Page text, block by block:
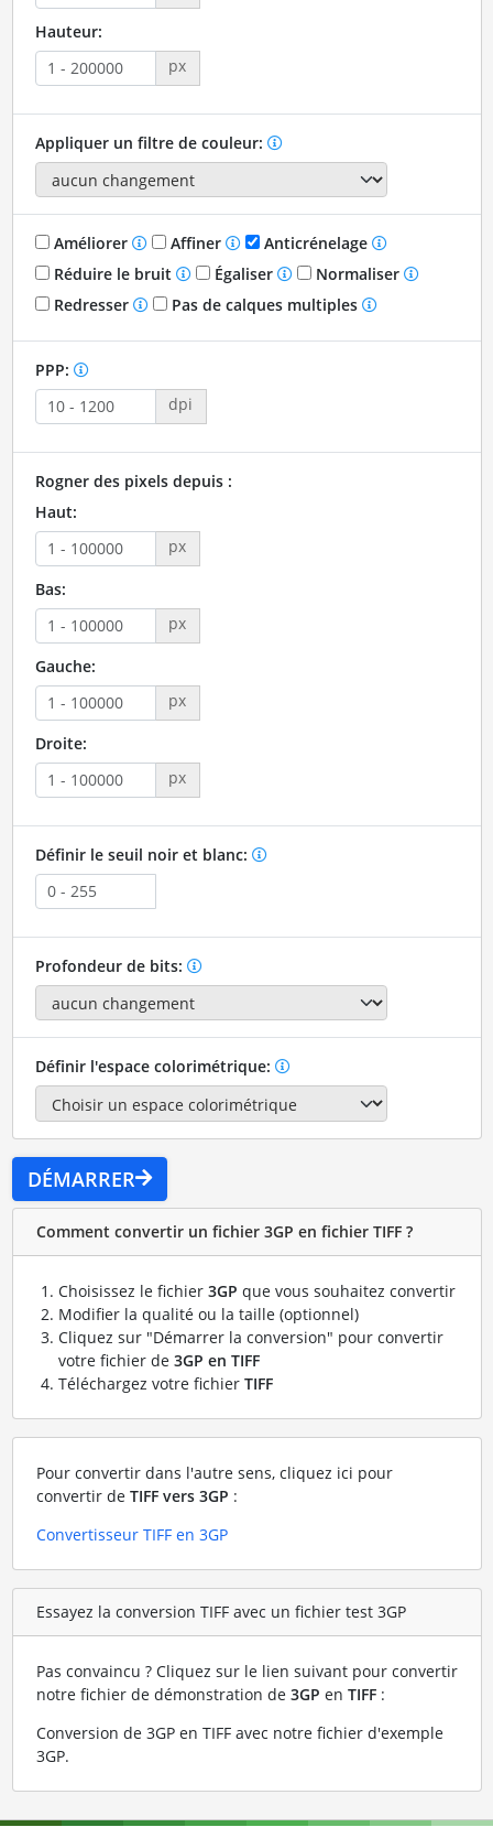
Hauteur:
px
Appliquer un filtre de couleur:
Améliorer Affiner
Anticrénelage
Réduire le bruit
Égaliser
Normaliser
Redresser
Pas de calques multiples
PPP:
dpi
Rogner des pixels depuis :
Haut:
px
Bas:
px
Gauche:
px
Droite:
px
Définir le seuil noir et blanc:
Profondeur de bits:
Définir l'espace colorimétrique:
DÉMARRER
Comment convertir un fichier 3GP en fichier TIFF ?
Choisissez le fichier 3GP que vous souhaitez convertir
Modifier la qualité ou la taille (optionnel)
Cliquez sur "Démarrer la conversion" pour convertir
votre fichier de 3GP en TIFF
Téléchargez votre fichier TIFF
Pour convertir dans l'autre sens, cliquez ici pour
convertir de TIFF vers 3GP :
Convertisseur TIFF en 3GP
Essayez la conversion TIFF avec un fichier test 3GP
Pas convaincu ? Cliquez sur le lien suivant pour convertir
notre fichier de démonstration de 3GP en TIFF:
Conversion de 3GP en TIFF avec notre fichier d'exemple
3GP.